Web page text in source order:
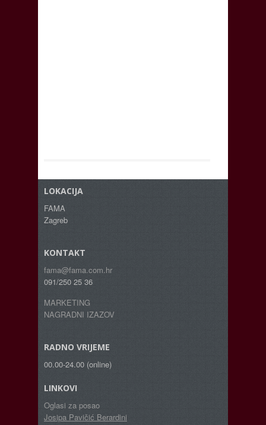
LOKACIJA
FAMA
Zagreb
KONTAKT
fama@fama.com.hr
091/250 25 36
MARKETING
NAGRADNI IZAZOV
RADNO VRIJEME
00.00-24.00 (online)
LINKOVI
Oglasi za posao
Josipa Pavičić Berardini